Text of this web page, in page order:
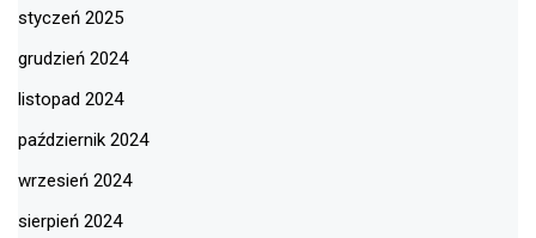
styczeń 2025
grudzień 2024
listopad 2024
październik 2024
wrzesień 2024
sierpień 2024